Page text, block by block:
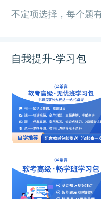
不定项选择，每个题
自我提升-学习包